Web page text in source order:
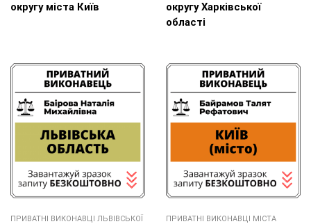
округу міста Київ
округу Хaрківської
області
ПРИВАТНІ ВИКОНАВЦІ ЛЬВІВСЬКОЇ
ПРИВАТНІ ВИКОНАВЦІ МІСТА